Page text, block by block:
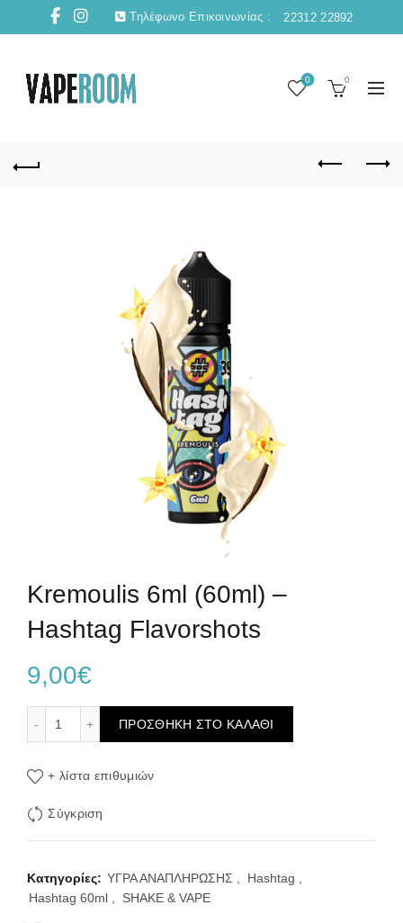
Τηλέφωνο Επικοινωνίας : 22312 22892
0 0
Kremoulis 6ml (60ml) –
Hashtag Flavorshots
9,00€
ΠΡΟΣΘΉΚΗ ΣΤΟ ΚΑΛΆΘΙ
+ λίστα επιθυμιών
Σύγκριση
Κατηγορίες: ΥΓΡΑ ΑΝΑΠΛΗΡΩΣΗΣ Hashtag
Hashtag 60ml
SHAKE & VAPE